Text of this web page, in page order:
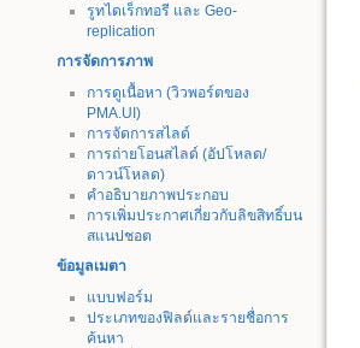
รูทไดเร็กทอรี และ Geo-
replication
การจัดการภาพ
การดูเนื้อหา (วิวพอร์ตของ
PMA.UI)
การจัดการสไลด์
การถ่ายโอนสไลด์ (อัปโหลด/
ดาวน์โหลด)
คำอธิบายภาพประกอบ
การเพิ่มประกาศเกี่ยวกับลิขสิทธิ์บน
สแนปชอต
ข้อมูลเมตา
แบบฟอร์ม
ประเภทของฟิลด์และรายชื่อการ
ค้นหา